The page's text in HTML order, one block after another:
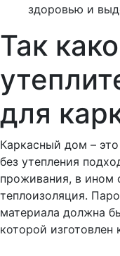
здоровью и
Так
для
Каркасный дом –
без утепления
проживания, в ином
теплоизоляция.
материала должна
которой изготовлен